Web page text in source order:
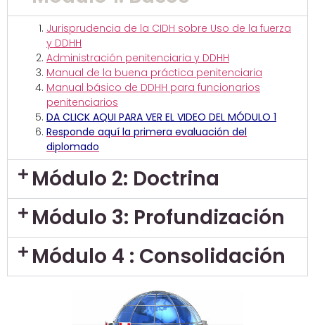
Jurisprudencia de la CIDH sobre Uso de la fuerza
y DDHH
Administración penitenciaria y DDHH
Manual de la buena práctica penitenciaria
Manual básico de DDHH para funcionarios
penitenciarios
DA CLICK AQUI PARA VER EL VIDEO DEL MÓDULO 1
Responde aquí la primera evaluación del
diplomado
Módulo 2: Doctrina
Módulo 3: Profundización
Módulo 4 : Consolidación